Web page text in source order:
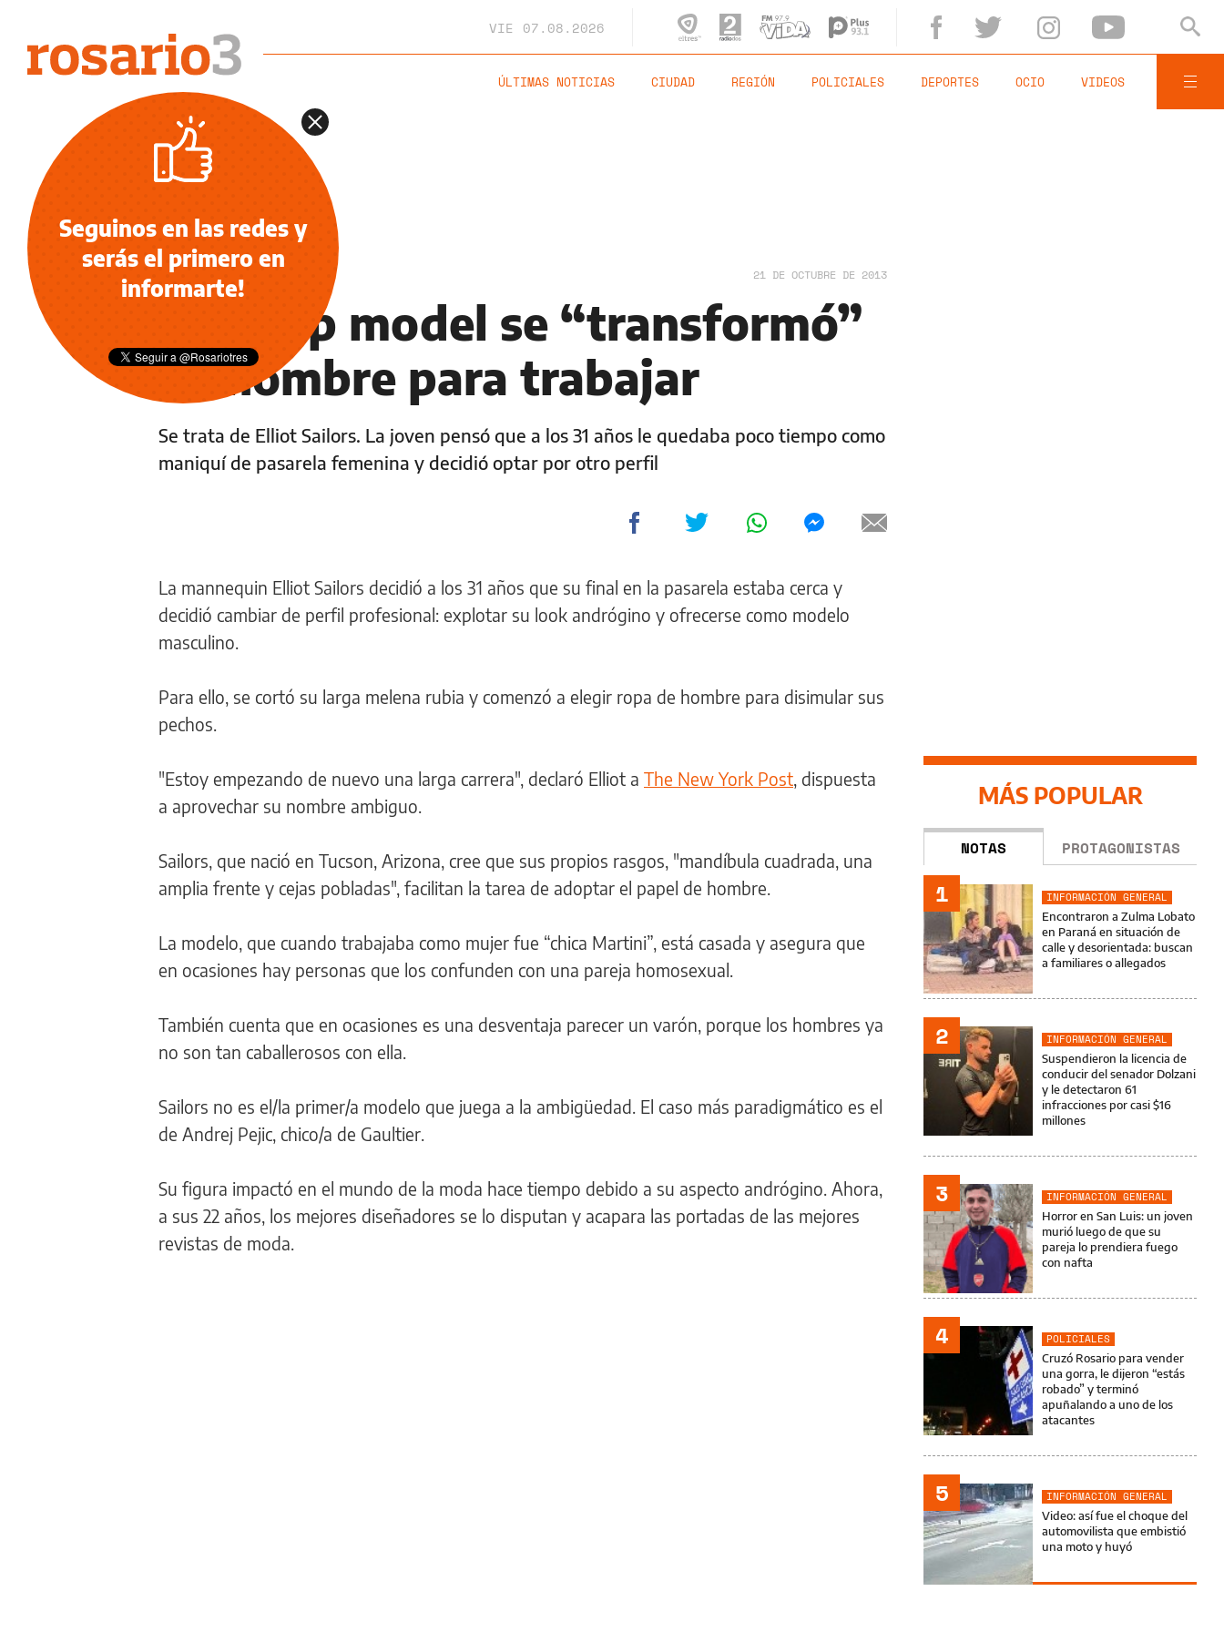
VIE 07.08.2026
ÚLTIMAS NOTICIAS CIUDAD REGIÓN POLICIALES DEPORTES OCIO VIDEOS
NOTICIAS 21 DE OCTUBRE DE 2013
Una top model se “transformó”
en hombre para trabajar
Se trata de Elliot Sailors. La joven pensó que a los 31 años le quedaba poco tiempo como
maniquí de pasarela femenina y decidió optar por otro perfil
La mannequin Elliot Sailors decidió a los 31 años que su final en la pasarela estaba cerca y
decidió cambiar de perfil profesional: explotar su look andrógino y ofrecerse como modelo
masculino.
Para ello, se cortó su larga melena rubia y comenzó a elegir ropa de hombre para disimular sus
pechos.
"Estoy empezando de nuevo una larga carrera", declaró Elliot a The New York Post , dispuesta
a aprovechar su nombre ambiguo.
Sailors, que nació en Tucson, Arizona, cree que sus propios rasgos, "mandíbula cuadrada, una
amplia frente y cejas pobladas", facilitan la tarea de adoptar el papel de hombre.
La modelo, que cuando trabajaba como mujer fue “chica Martini”, está casada y asegura que
en ocasiones hay personas que los confunden con una pareja homosexual.
También cuenta que en ocasiones es una desventaja parecer un varón, porque los hombres ya
no son tan caballerosos con ella.
Sailors no es el/la primer/a modelo que juega a la ambigüedad. El caso más paradigmático es el
de Andrej Pejic, chico/a de Gaultier.
Su figura impactó en el mundo de la moda hace tiempo debido a su aspecto andrógino. Ahora,
a sus 22 años, los mejores diseñadores se lo disputan y acapara las portadas de las mejores
revistas de moda.
MÁS POPULAR
NOTAS PROTAGONISTAS
1
INFORMACIÓN GENERAL
Encontraron a Zulma Lobato
en Paraná en situación de
calle y desorientada: buscan
a familiares o allegados
2
INFORMACIÓN GENERAL
Suspendieron la licencia de
conducir del senador Dolzani
y le detectaron 61
infracciones por casi $16
millones
3
INFORMACIÓN GENERAL
Horror en San Luis: un joven
murió luego de que su
pareja lo prendiera fuego
con nafta
4
POLICIALES
Cruzó Rosario para vender
una gorra, le dijeron “estás
robado” y terminó
apuñalando a uno de los
atacantes
5
INFORMACIÓN GENERAL
Video: así fue el choque del
automovilista que embistió
una moto y huyó
Seguinos en las redes y
serás el primero en
informarte!